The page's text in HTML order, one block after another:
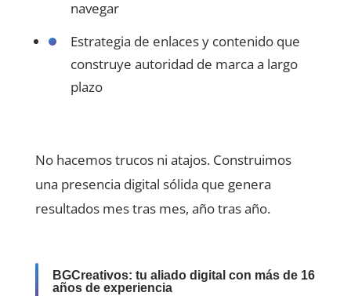
navegar
Estrategia de enlaces y contenido que
construye autoridad de marca a largo
plazo
No hacemos trucos ni atajos. Construimos
una presencia digital sólida que genera
resultados mes tras mes, año tras año.
BGCreativos: tu aliado digital con más de 16
años de experiencia